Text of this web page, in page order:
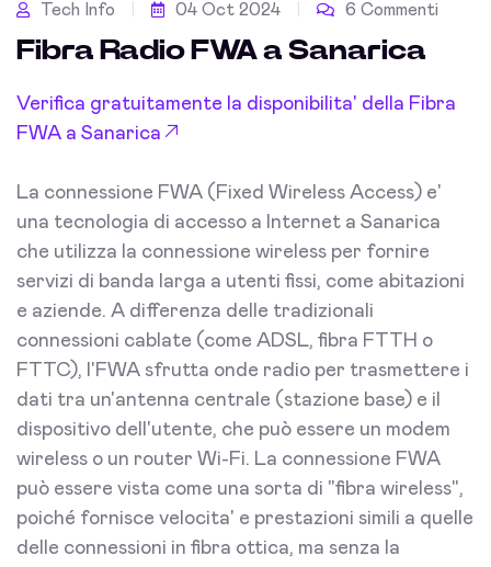
Tech Info 04 Oct 2024 6 Commenti
Fibra Radio FWA a Sanarica
Verifica gratuitamente la disponibilita' della Fibra
FWA a Sanarica
La connessione FWA (Fixed Wireless Access) e'
una tecnologia di accesso a Internet a Sanarica
che utilizza la connessione wireless per fornire
servizi di banda larga a utenti fissi, come abitazioni
e aziende. A differenza delle tradizionali
connessioni cablate (come ADSL, fibra FTTH o
FTTC), l'FWA sfrutta onde radio per trasmettere i
dati tra un'antenna centrale (stazione base) e il
dispositivo dell'utente, che può essere un modem
wireless o un router Wi-Fi. La connessione FWA
può essere vista come una sorta di "fibra wireless",
poiché fornisce velocita' e prestazioni simili a quelle
delle connessioni in fibra ottica, ma senza la